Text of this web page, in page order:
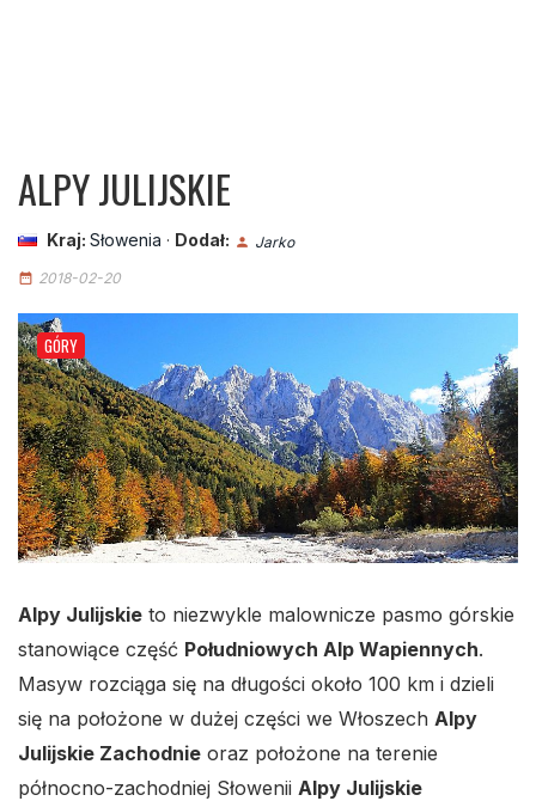
ALPY JULIJSKIE
Kraj: Słowenia · Dodał: person Jarko
date_range 2018-02-20
GÓRY
Alpy Julijskie to niezwykle malownicze pasmo górskie
stanowiące część Południowych Alp Wapiennych.
Masyw rozciąga się na długości około 100 km i dzieli
się na położone w dużej części we Włoszech Alpy
Julijskie Zachodnie oraz położone na terenie
północno-zachodniej Słowenii Alpy Julijskie